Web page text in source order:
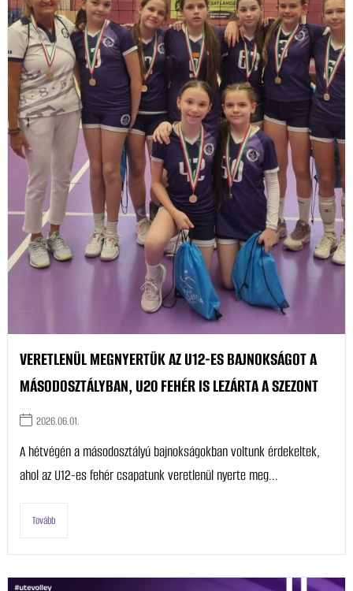
VERETLENÜL MEGNYERTÜK AZ U12-ES BAJNOKSÁGOT A
MÁSODOSZTÁLYBAN, U20 FEHÉR IS LEZÁRTA A SZEZONT
2026.06.01.
A hétvégén a másodosztályú bajnokságokban voltunk érdekeltek,
ahol az U12-es fehér csapatunk veretlenül nyerte meg...
Tovább